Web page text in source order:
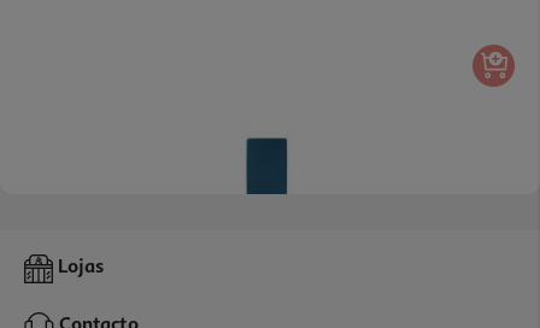
Capa Qilive 600182539 Azul Ipad 10.9 Gen10
Lojas